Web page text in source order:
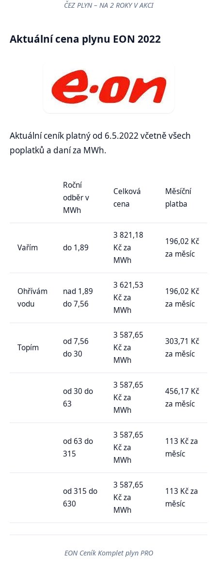
ČEZ PLYN – NA 2 ROKY V AKCI
Aktuální cena plynu EON 2022
Aktuální ceník platný od 6.5.2022 včetně všech
poplatků a daní za MWh.
Roční
odběr v
MWh
Celková
cena
Měsíční
platba
Vařím do 1,89
3 821,18
Kč za
MWh
196,02 Kč
za měsíc
Ohřívám
vodu
nad 1,89
do 7,56
3 621,53
Kč za
MWh
196,02 Kč
za měsíc
Topím
od 7,56
do 30
3 587,65
Kč za
MWh
303,71 Kč
za měsíc
od 30 do
63
3 587,65
Kč za
MWh
456,17 Kč
za měsíc
od 63 do
315
3 587,65
Kč za
MWh
113 Kč za
měsíc
od 315 do
630
3 587,65
Kč za
MWh
113 Kč za
měsíc
EON Ceník Komplet plyn PRO